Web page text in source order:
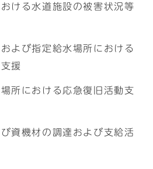
ける水道施設の被害状況等
よび指定給水場所における
援
所における応急復旧活動支
資機材の調達および支給活